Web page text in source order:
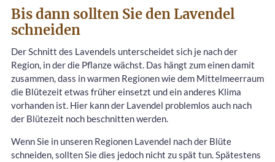
Bis dann sollten Sie den Lavendel
schneiden
Der Schnitt des Lavendels unterscheidet sich je nach der
Region, in der die Pflanze wächst. Das hängt zum einen damit
zusammen, dass in warmen Regionen wie dem Mittelmeerraum
die Blütezeit etwas früher einsetzt und ein anderes Klima
vorhanden ist. Hier kann der Lavendel problemlos auch nach
der Blütezeit noch beschnitten werden.
Wenn Sie in unseren Regionen Lavendel nach der Blüte
schneiden, sollten Sie dies jedoch nicht zu spät tun. Spätestens